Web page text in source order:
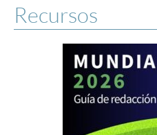
Recursos